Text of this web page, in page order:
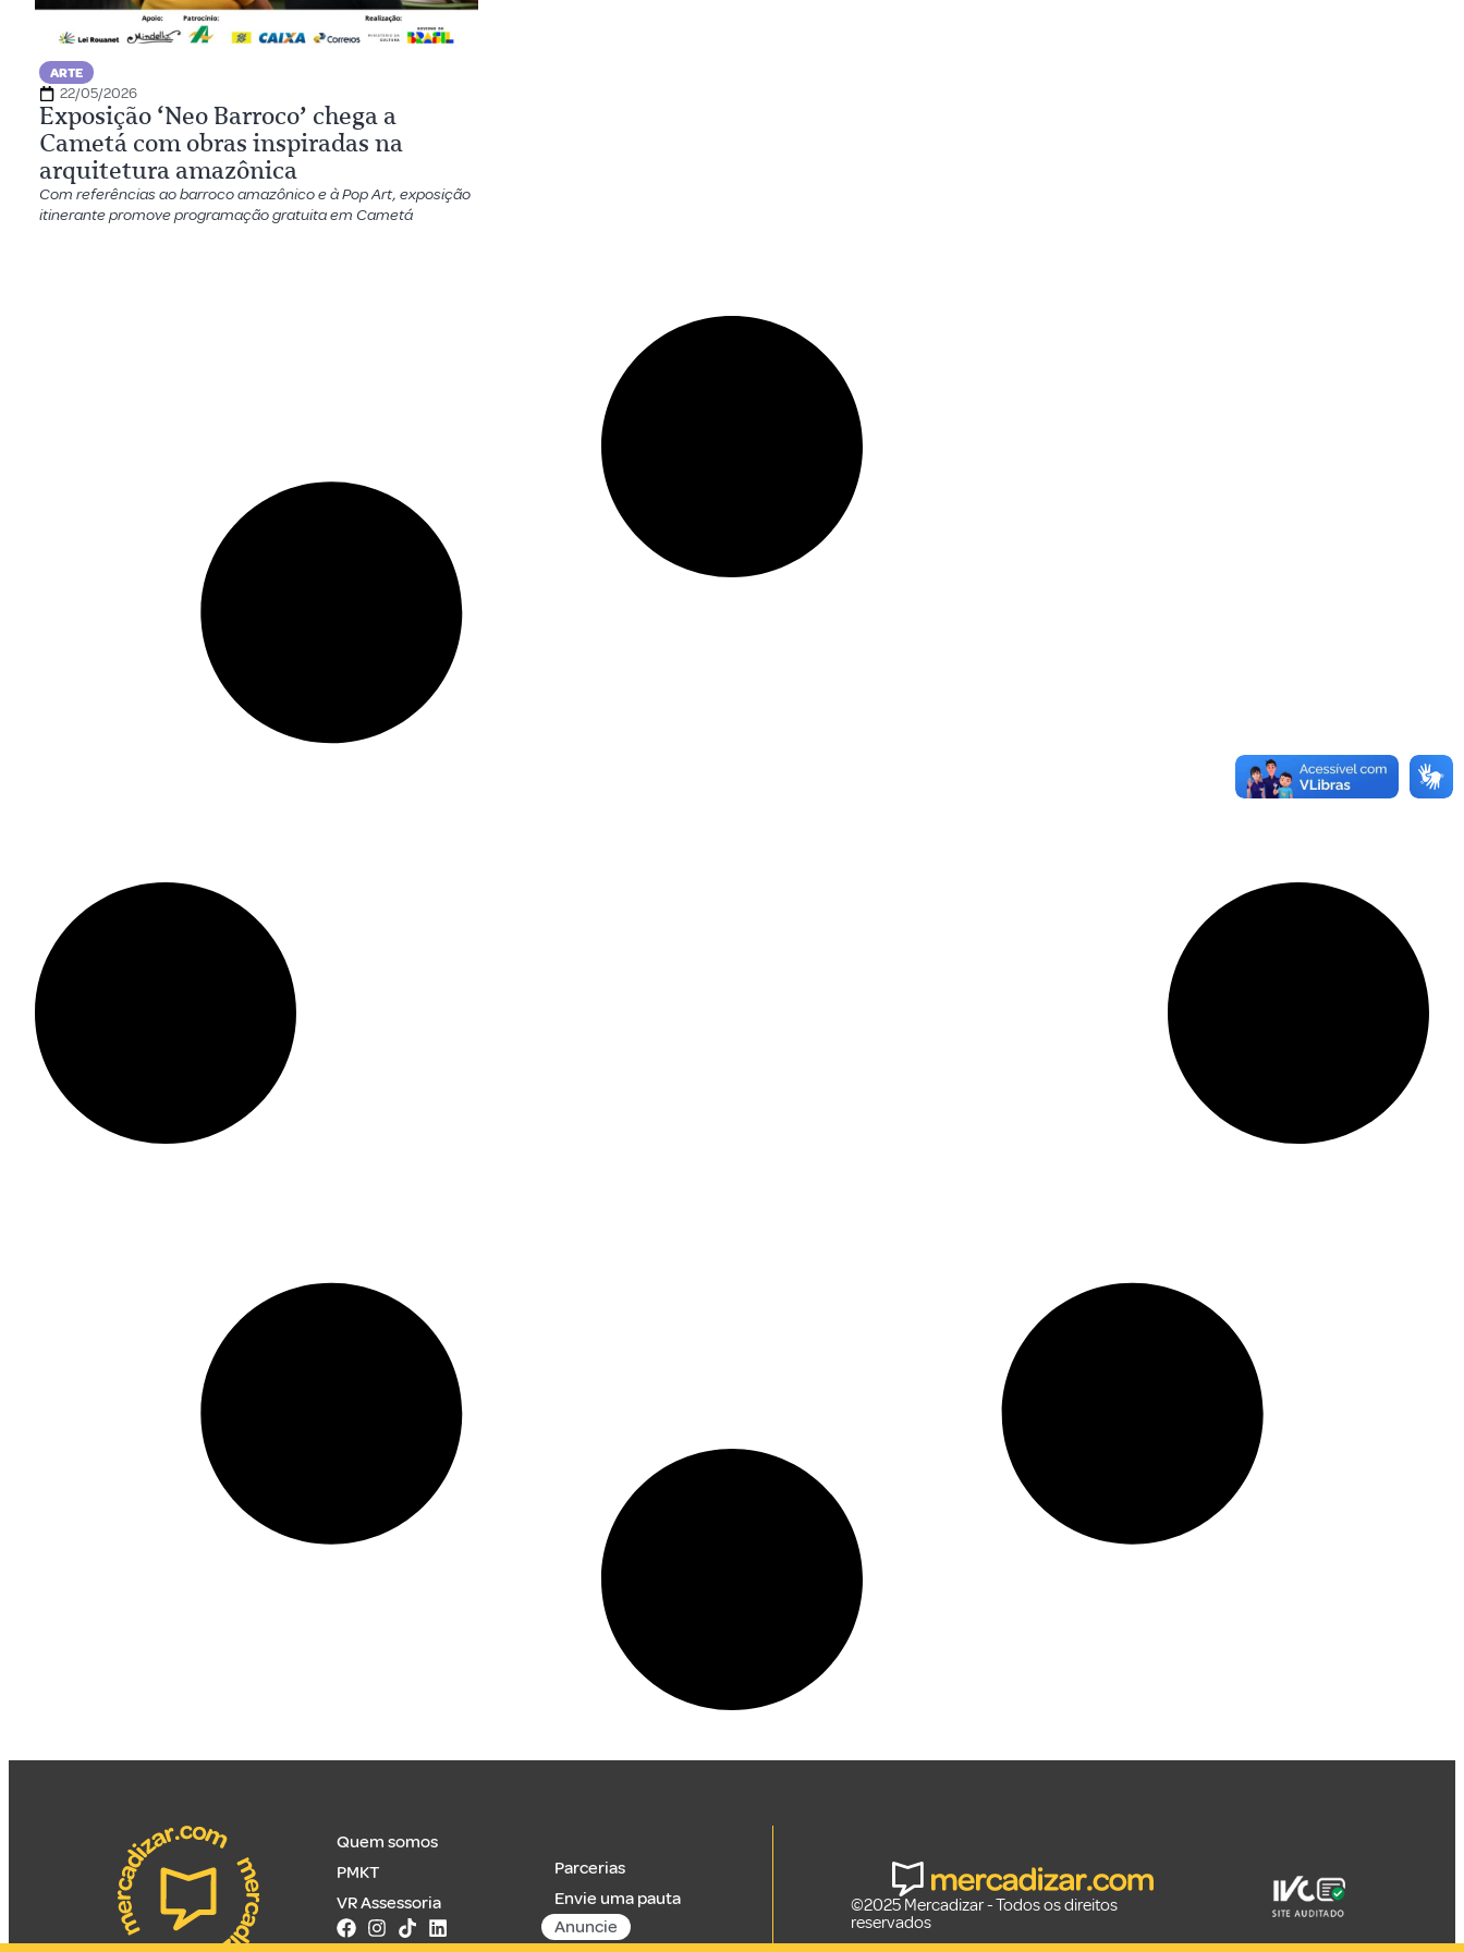
ARTE
22/05/2026
Exposição ‘Neo Barroco’ chega a
Cametá com obras inspiradas na
arquitetura amazônica
Com referências ao barroco amazônico e à Pop Art, exposição
itinerante promove programação gratuita em Cametá
Quem somos
PMKT
VR Assessoria
Parcerias
Envie uma pauta
Anuncie
©2025 Mercadizar - Todos os direitos
reservados